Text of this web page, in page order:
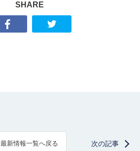
SHARE
最新情報一覧へ戻る 次の記事